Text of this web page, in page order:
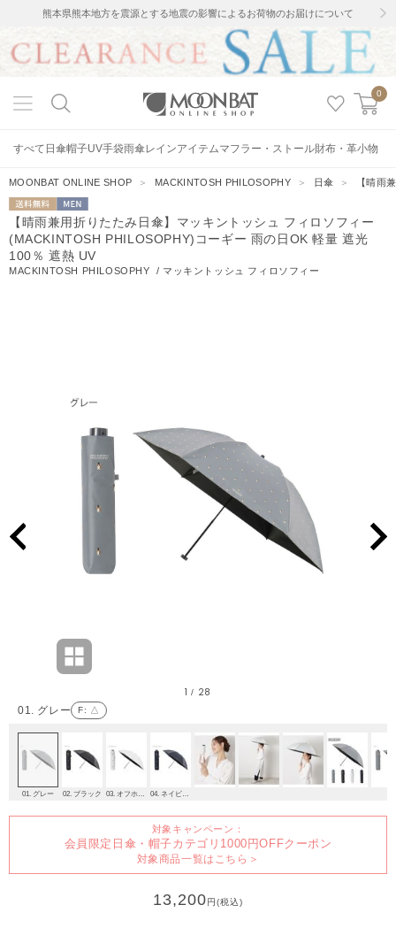
熊本県熊本地方を震源とする地震の影響によるお荷物のお届けについて
0
すべて 日傘帽子UV手袋雨傘レインアイテムマフラー・ストール財布・革小物
MOONBAT ONLINE SHOP ＞ MACKINTOSH PHILOSOPHY＞ 日傘 ＞ 【晴雨
送料無料 MEN
【晴雨兼用折りたたみ日傘】マッキントッシュ フィロソフィー
(MACKINTOSH PHILOSOPHY)コーギー 雨の日OK 軽量 遮光
100％ 遮熱 UV
MACKINTOSH PHILOSOPHY / マッキントッシュ フィロソフィー
01. グレー F: △
1 / 28
01. グレー 02. ブラック
対象キャンペーン：
会員限定日傘・帽子カテゴリ1000円OFFクーポン
対象商品一覧はこちら＞
13,200円(税込)